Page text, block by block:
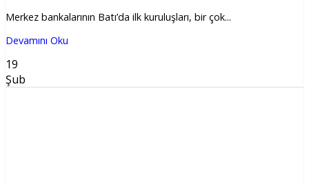
Merkez bankalarının Batı’da ilk kuruluşları, bir çok...
Devamını Oku
19
Şub